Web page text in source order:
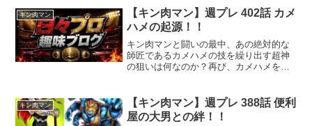
キン肉マン
【キン肉マン】週プレ 402話 カメ
ハメの起源！！
キン肉マンと闘いの最中、あの絶対的な
師匠であるカメハメの技を繰り出す超神
の狙いは何なのか？再び、カメハメを超
キン肉マン
【キン肉マン】週プレ 388話 便利
屋の大男との絆！！